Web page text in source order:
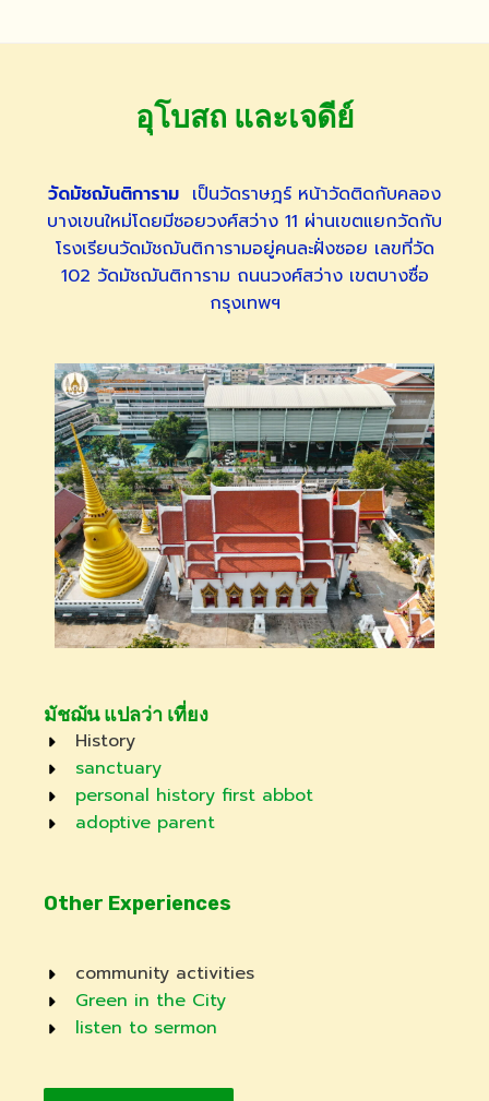
อุโบสถ และเจดีย์
วัดมัชฌันติการาม เป็นวัดราษฎร์ หน้าวัดติดกับคลอง
บางเขนใหม่โดยมีซอยวงศ์สว่าง 11 ผ่านเขตแยกวัดกับ
โรงเรียนวัดมัชฌันติการามอยู่คนละฝั่งซอย เลขที่วัด
102 วัดมัชฌันติการาม ถนนวงศ์สว่าง เขตบางซื่อ
กรุงเทพฯ
มัชฌัน แปลว่า เที่ยง
History
sanctuary
personal history first abbot
adoptive parent
Other Experiences
community activities​
Green in the City
listen to sermon